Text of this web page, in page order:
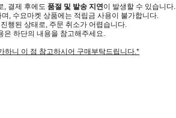
, 결제 후에도 품절 및 발송 지연이 발생할 수 있습니다.
, 수요마켓 상품에는 적립금 사용이 불가합니다.
행된 상태로, 주문 취소가 어렵습니다.
은 하단의 내용을 참고해주세요.
하니 이 점 참고하시어 구매부탁드립니다.*